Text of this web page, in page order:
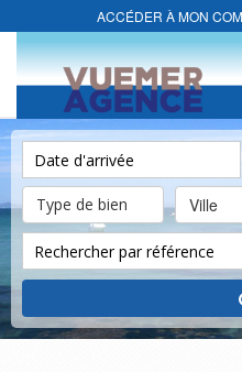
ACCÉDER À MON
Ville